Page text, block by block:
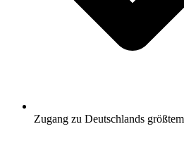
Zugang zu Deutschlands